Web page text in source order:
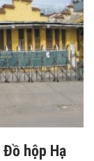
hộp Hạ